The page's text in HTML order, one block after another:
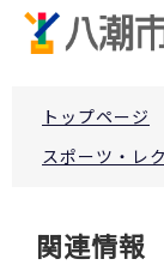
トップページ
スポーツ・レ
関連情報